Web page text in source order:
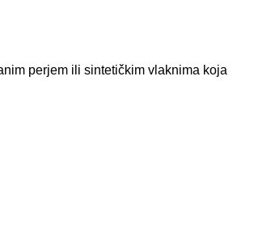
perjem ili sintetičkim vlaknima koja